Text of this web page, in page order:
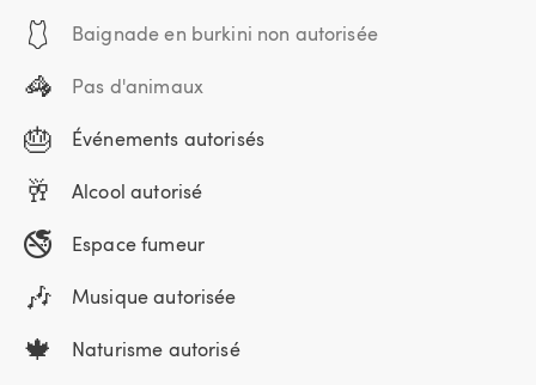
🩱 Baignade en burkini non autorisée
🦓 Pas d'animaux
🎂 Événements autorisés
🥂 Alcool autorisé
🚭 Espace fumeur
🎶 Musique autorisée
🍁 Naturisme autorisé